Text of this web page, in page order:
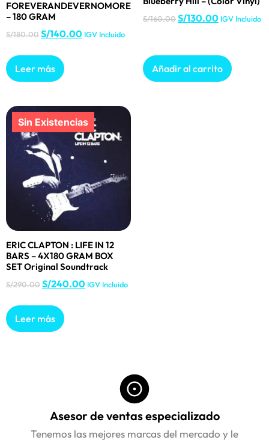
FOREVERANDEVERNOMORE
– 180 GRAM
S/180.00S/140.00 IGV Incluido
Leer más
S/160.00S/130.00 IGV Incluido
Añadir al carrito
ERIC CLAPTON : LIFE IN 12
BARS – 4X180 GRAM BOX
SET Original Soundtrack
S/290.00S/240.00 IGV Incluido
Leer más
Asesor de ventas especializado
Tenemos las mejores marcas del mercado y le